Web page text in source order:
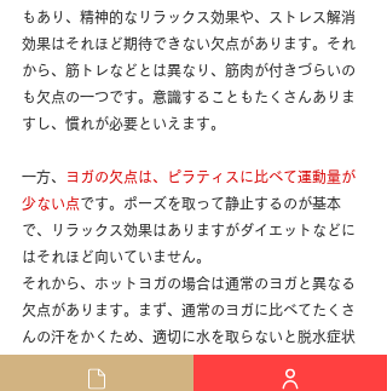
もあり、精神的なリラックス効果や、ストレス解消
効果はそれほど期待できない欠点があります。それ
から、筋トレなどとは異なり、筋肉が付きづらいの
も欠点の一つです。意識することもたくさんありま
すし、慣れが必要といえます。
一方、
ヨガの欠点は、ピラティスに比べて運動量が
少ない点です。ポーズを取って静止するのが基本
で、リラックス効果はありますがダイエットなどに
はそれほど向いていません。
それから、ホットヨガの場合は通常のヨガと異なる
欠点があります。まず、通常のヨガに比べてたくさ
んの汗をかくため、適切に水を取らないと脱水症状